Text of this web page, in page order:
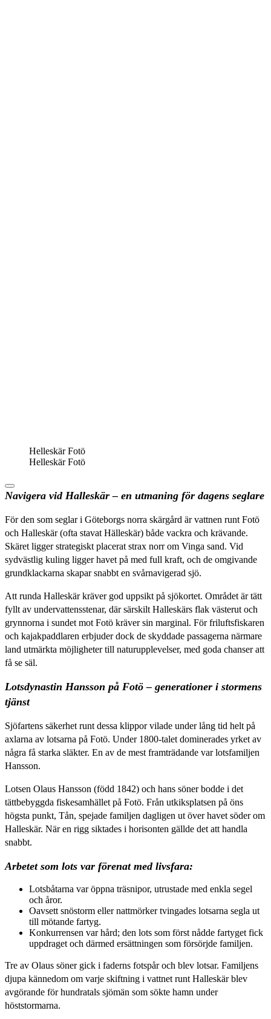
Helleskär Fotö
Helleskär Fotö
Navigera vid Halleskär – en utmaning för dagens seglare
För den som seglar i Göteborgs norra skärgård är vattnen runt Fotö
och Halleskär (ofta stavat Hälleskär) både vackra och krävande.
Skäret ligger strategiskt placerat strax norr om Vinga sand. Vid
sydvästlig kuling ligger havet på med full kraft, och de omgivande
grundklackarna skapar snabbt en svårnavigerad sjö.
Att runda Halleskär kräver god uppsikt på sjökortet. Området är tätt
fyllt av undervattensstenar, där särskilt Halleskärs flak västerut och
grynnorna i sundet mot Fotö kräver sin marginal. För friluftsfiskaren
och kajakpaddlaren erbjuder dock de skyddade passagerna närmare
land utmärkta möjligheter till naturupplevelser, med goda chanser att
få se säl.
Lotsdynastin Hansson på Fotö – generationer i stormens
tjänst
Sjöfartens säkerhet runt dessa klippor vilade under lång tid helt på
axlarna av lotsarna på Fotö. Under 1800-talet dominerades yrket av
några få starka släkter. En av de mest framträdande var lotsfamiljen
Hansson.
Lotsen Olaus Hansson (född 1842) och hans söner bodde i det
tättbebyggda fiskesamhället på Fotö. Från utkiksplatsen på öns
högsta punkt, Tån, spejade familjen dagligen ut över havet söder om
Halleskär. När en rigg siktades i horisonten gällde det att handla
snabbt.
Arbetet som lots var förenat med livsfara:
Lotsbåtarna var öppna träsnipor, utrustade med enkla segel
och åror.
Oavsett snöstorm eller nattmörker tvingades lotsarna segla ut
till mötande fartyg.
Konkurrensen var hård; den lots som först nådde fartyget fick
uppdraget och därmed ersättningen som försörjde familjen.
Tre av Olaus söner gick i faderns fotspår och blev lotsar. Familjens
djupa kännedom om varje skiftning i vattnet runt Halleskär blev
avgörande för hundratals sjömän som sökte hamn under
höststormarna.